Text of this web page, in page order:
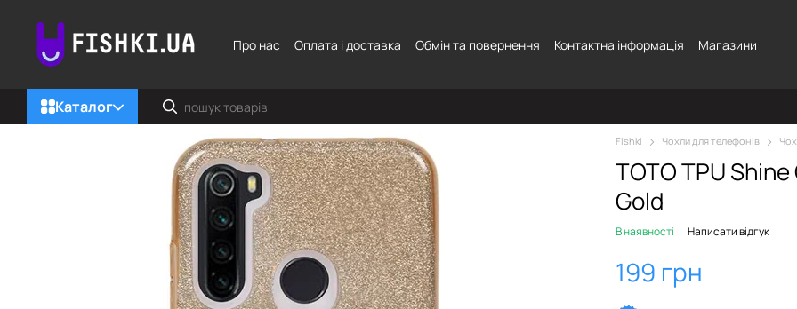
Про нас
Оплата і доставка Обмін та повернення Контактна інформація Магазини
Каталог
Fishki Чохли для телефонів
TOTO TPU
Gold
В наявності Написати відгук
199 грн